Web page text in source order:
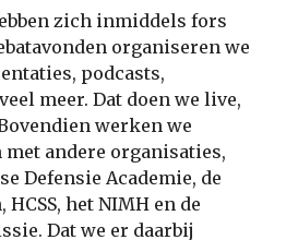
zich inmiddels fors
organiseren we
podcasts,
meer. Dat doen we live,
werken we
met andere organisaties,
Defensie Academie, de
het NIMH en de
Dat we er daarbij